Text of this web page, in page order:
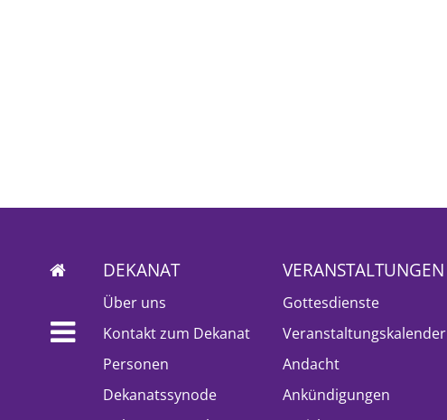
DEKANAT
Über uns
Kontakt zum Dekanat
Personen
Dekanatssynode
VERANSTALTUNGEN
Gottesdienste
Veranstaltungskalender
Andacht
Ankündigungen